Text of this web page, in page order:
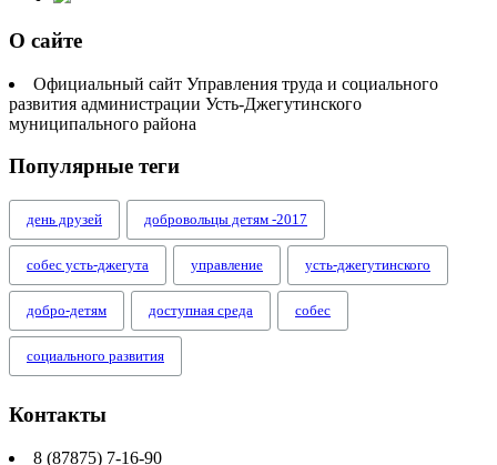
О сайте
Официальный сайт Управления труда и социального
развития администрации Усть-Джегутинского
муниципального района
Популярные теги
день друзей добровольцы детям -2017
собес усть-джегута управление усть-джегутинского
добро-детям доступная среда собес
социального развития
Контакты
8 (87875) 7-16-90